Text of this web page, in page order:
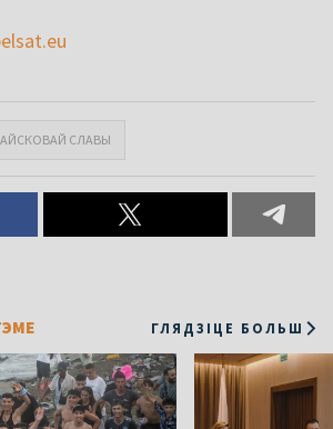
СЛАВЫ
ГЛЯДЗІЦЕ БОЛЬШ